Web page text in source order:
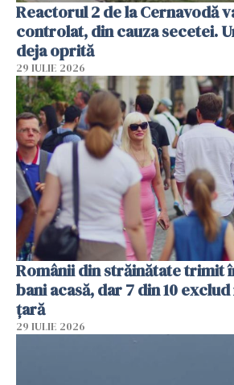
Reactorul 2 de la Cernavodă
controlat, din cauza secetei.
deja oprită
29 IULIE 2026
Românii din străinătate trimit
bani acasă, dar 7 din 10
țară
29 IULIE 2026